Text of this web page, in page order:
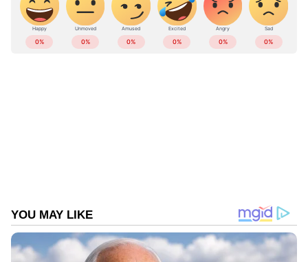
ABOUT THE AUTHOR